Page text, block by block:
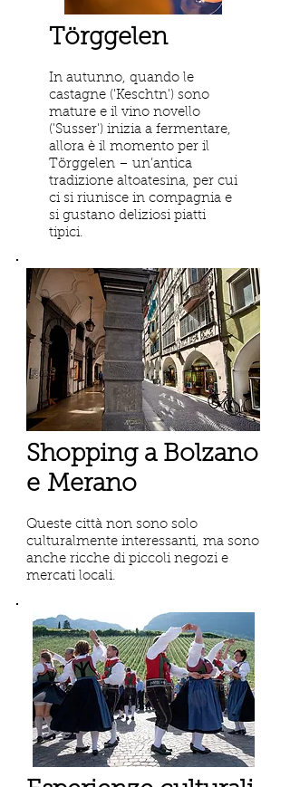
Törggelen
In autunno, quando le
castagne ('Keschtn') sono
mature e il vino novello
('Susser') inizia a fermentare,
allora è il momento per il
Törggelen – un’antica
tradizione altoatesina, per cui
ci si riunisce in compagnia e
si gustano deliziosi piatti
tipici.
Shopping a Bolzano
e Merano
Queste città non sono solo
culturalmente interessanti, ma sono
anche ricche di piccoli negozi e
mercati locali.